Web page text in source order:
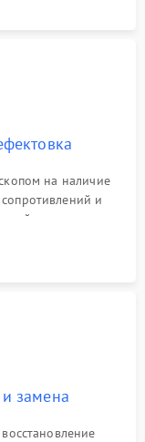
на наличие
и
питания,
видеочипа.
замена